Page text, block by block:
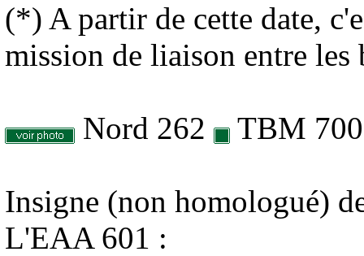
(*) A partir de cette date,
mission de liaison entre les
Nord 262 TBM 700
Insigne (non homologué)
L'EAA 601 :